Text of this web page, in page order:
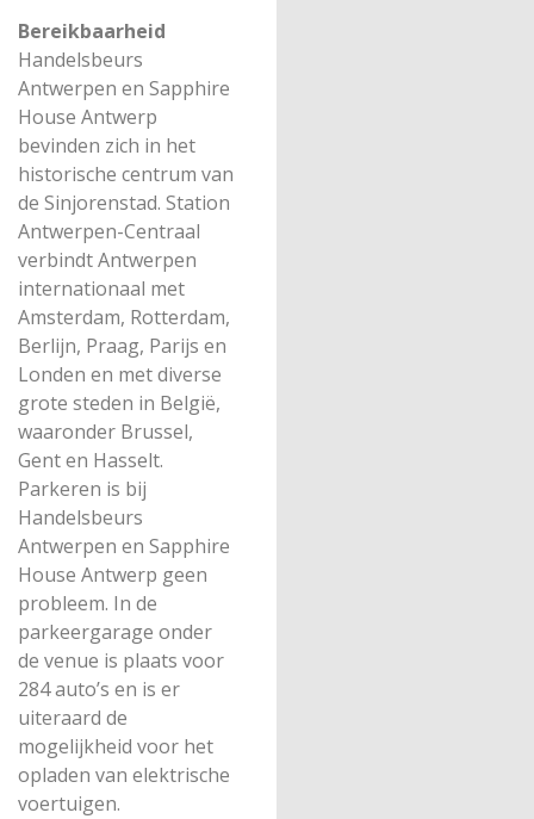
Bereikbaarheid
Handelsbeurs
Antwerpen en Sapphire
House Antwerp
bevinden zich in het
historische centrum van
de Sinjorenstad. Station
Antwerpen-Centraal
verbindt Antwerpen
internationaal met
Amsterdam, Rotterdam,
Berlijn, Praag, Parijs en
Londen en met diverse
grote steden in België,
waaronder Brussel,
Gent en Hasselt.
Parkeren is bij
Handelsbeurs
Antwerpen en Sapphire
House Antwerp geen
probleem. In de
parkeergarage onder
de venue is plaats voor
284 auto’s en is er
uiteraard de
mogelijkheid voor het
opladen van elektrische
voertuigen.